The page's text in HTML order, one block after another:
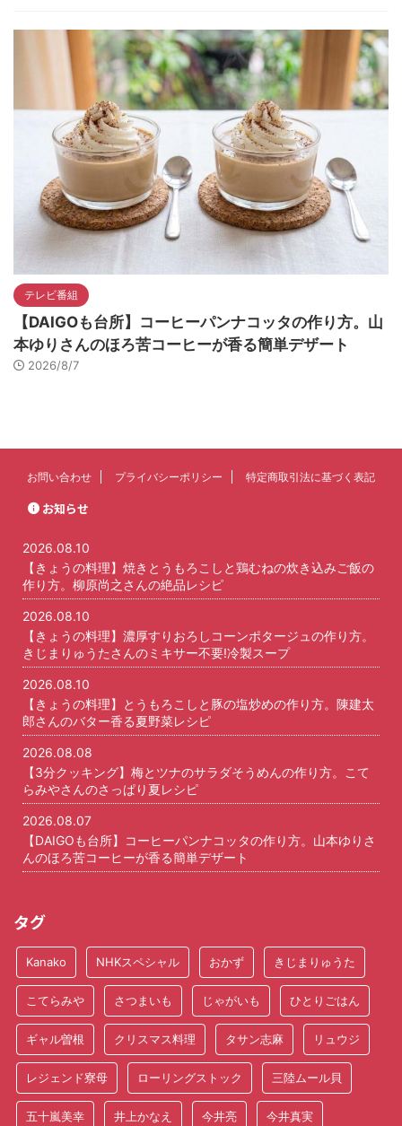
テレビ番組
【DAIGOも台所】コーヒーパンナコッタの作り方。山
本ゆりさんのほろ苦コーヒーが香る簡単デザート
2026/8/7
お問い合わせ プライバシーポリシー 特定商取引法に基づく表記
お知らせ
2026.08.10
【きょうの料理】焼きとうもろこしと鶏むねの炊き込みご飯の
作り方。柳原尚之さんの絶品レシピ
2026.08.10
【きょうの料理】濃厚すりおろしコーンポタージュの作り方。
きじまりゅうたさんのミキサー不要!冷製スープ
2026.08.10
【きょうの料理】とうもろこしと豚の塩炒めの作り方。陳建太
郎さんのバター香る夏野菜レシピ
2026.08.08
【3分クッキング】梅とツナのサラダそうめんの作り方。こて
らみやさんのさっぱり夏レシピ
2026.08.07
【DAIGOも台所】コーヒーパンナコッタの作り方。山本ゆりさ
んのほろ苦コーヒーが香る簡単デザート
タグ
Kanako NHKスペシャル おかず きじまりゅうた
こてらみや さつまいも じゃがいも ひとりごはん
ギャル曽根 クリスマス料理 タサン志麻 リュウジ
レジェンド寮母 ローリングストック 三陸ムール貝
五十嵐美幸 井上かなえ 今井亮 今井真実